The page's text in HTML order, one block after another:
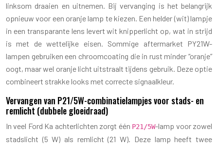
linksom draaien en uitnemen. Bij vervanging is het belangrijk
opnieuw voor een oranje lamp te kiezen. Een helder (wit) lampje
in een transparante lens levert wit knipperlicht op, wat in strijd
is met de wettelijke eisen. Sommige aftermarket PY21W-
lampen gebruiken een chroomcoating die in rust minder “oranje”
oogt, maar wel oranje licht uitstraalt tijdens gebruik. Deze optie
combineert strakke looks met correcte signaalkleur.
Vervangen van P21/5W-combinatielampjes voor stads- en
remlicht (dubbele gloeidraad)
In veel Ford Ka achterlichten zorgt één P21/5W-lamp voor zowel
stadslicht (5 W) als remlicht (21 W). Deze lamp heeft twee